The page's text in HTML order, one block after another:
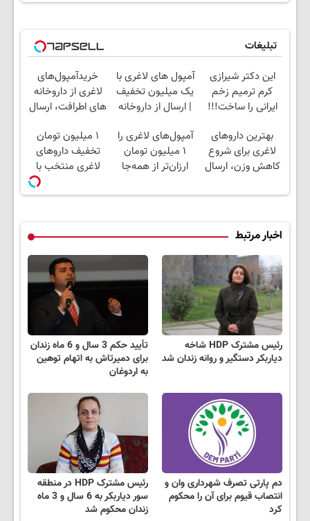
تبلیغات
این دکتر شیرازی
کرم ترمیم زخم
ایرانی را ساخت!!!
آمپول های لاغری با
یک میلیون تخفیف
| ارسال از داروخانه
خریدآمپول‌های
لاغری از داروخانه
های اطرافت، ارسال
یخ!
بهترین داروهای
لاغری برای شروع
کاهش وزن، ارسال
نزدیکت!
آمپول‌های لاغری را
۱ میلیون تومان
ارزان‌تر از همه‌جا
۱ میلیون تومان
تخفیف داروهای
لاغری منتخب با
ارسال از داروخانه
نزدیکت
اخبار مرتبط
رئیس مشترک HDP شاخه
دیاربکر دستگیر و روانه زندان شد
تأیید حکم 3 سال و 6 ماه زندان
برای دمیرتاش به اتهام توهین
به اردوغان
دم پارتی تصرف شهرداری وان و
انتصاب قیوم برای آن را محکوم
کرد
رئیس مشترک HDP در منطقه
سور دیاربکر به 6 سال و 3 ماه
زندان محکوم شد